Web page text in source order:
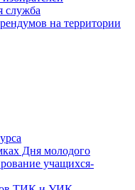
служба
на территории
Дня молодого
учащихся-